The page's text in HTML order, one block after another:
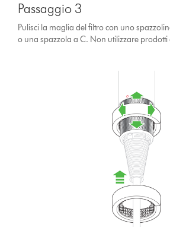
Passaggio 3
Pulisci la maglia del filtro con uno
o una spazzola a C. Non utilizzare